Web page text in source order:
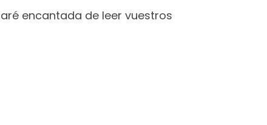
encantada de leer vuestros